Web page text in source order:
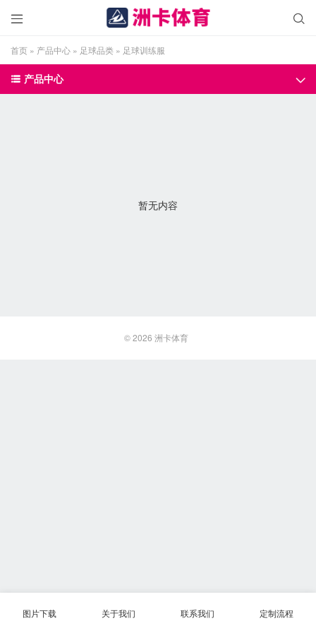


首页 » 产品中心 » 足球品类 » 足球训练服
 产品中心 
暂无内容
© 2026 洲卡体育
图片下载 关于我们 联系我们 定制流程